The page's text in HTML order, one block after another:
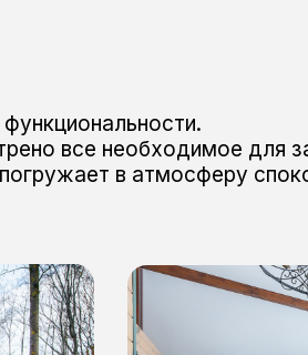
все необходимое для
в атмосферу